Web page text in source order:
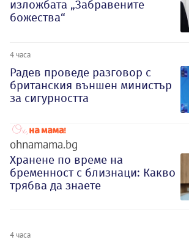
изложбата „Забравените
божества“
4 часа
Радев проведе разговор с
британския външен министър
за сигурността
ohnamama.bg
Хранене по време на
бременност с близнаци: Какво
трябва да знаете
4 часа